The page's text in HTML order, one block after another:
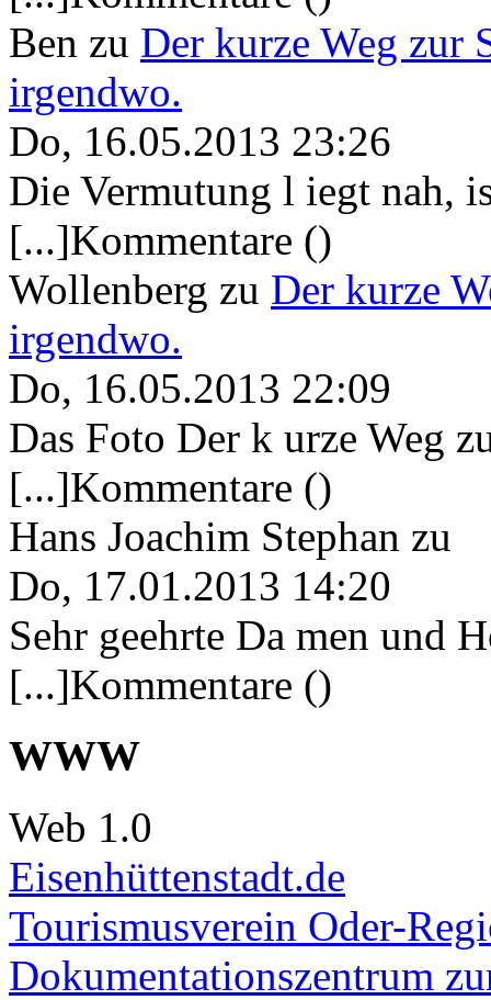
Ben zu Der kurze Weg zur
irgendwo.
Do, 16.05.2013 23:26
Die Vermutung l iegt nah,
[...]Kommentare ()
Wollenberg zu Der kurze
irgendwo.
Do, 16.05.2013 22:09
Das Foto Der k urze Weg
[...]Kommentare ()
Hans Joachim Stephan zu
Do, 17.01.2013 14:20
Sehr geehrte Da men und
[...]Kommentare ()
WWW
Web 1.0
Eisenhüttenstadt.de
Tourismusverein Oder-
Dokumentationszentrum